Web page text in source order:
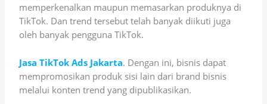
memperkenalkan maupun memasarkan produknya di
TikTok. Dan trend tersebut telah banyak diikuti juga
oleh banyak pengguna TikTok.
Jasa TikTok Ads Jakarta. Dengan ini, bisnis dapat
mempromosikan produk sisi lain dari brand bisnis
melalui konten trend yang dipublikasikan.